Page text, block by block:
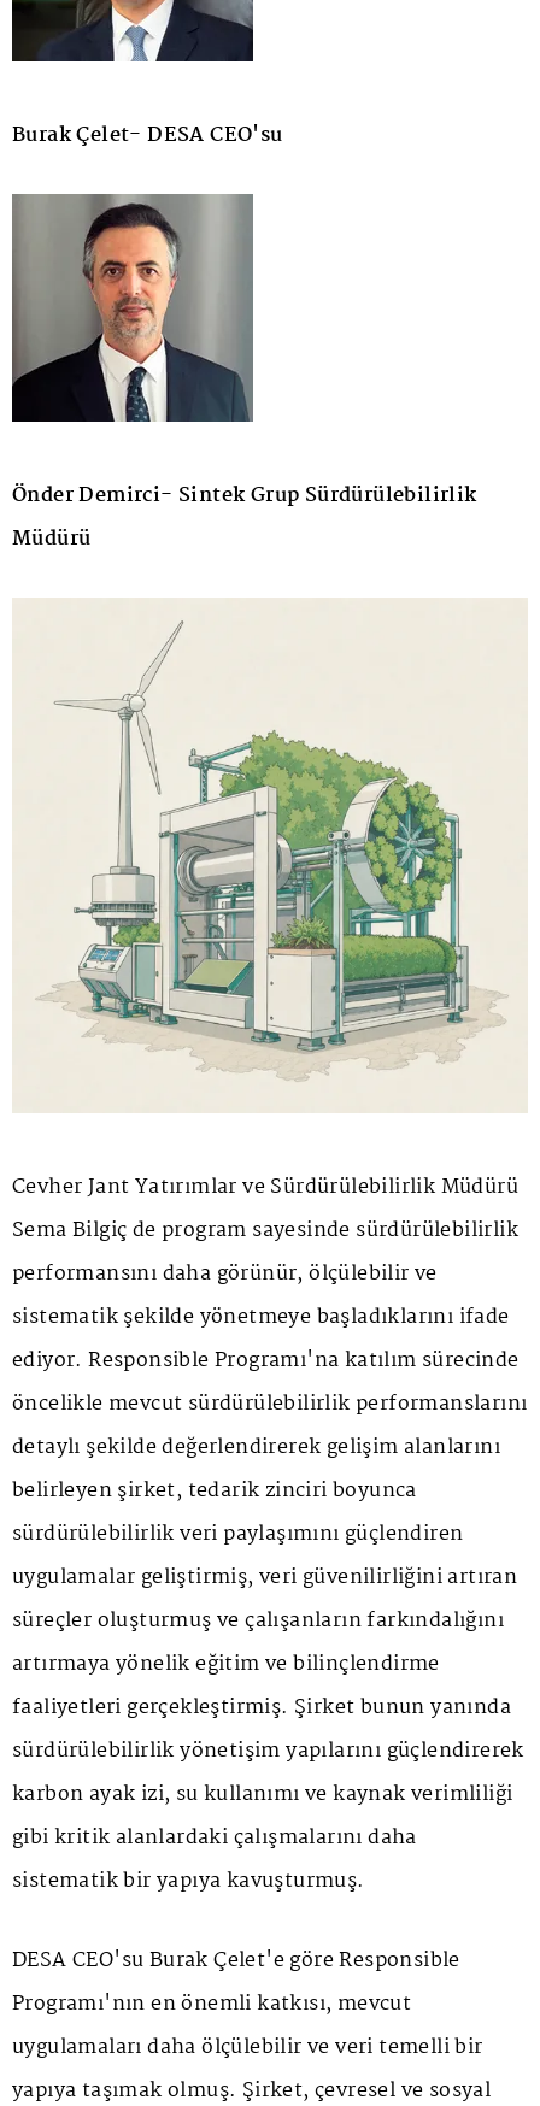
Burak Çelet- DESA CEO'su
Önder Demirci- Sintek Grup Sürdürülebilirlik
Müdürü
Cevher Jant Yatırımlar ve Sürdürülebilirlik Müdürü
Sema Bilgiç de program sayesinde sürdürülebilirlik
performansını daha görünür, ölçülebilir ve
sistematik şekilde yönetmeye başladıklarını ifade
ediyor. Responsible Programı'na katılım sürecinde
öncelikle mevcut sürdürülebilirlik performanslarını
detaylı şekilde değerlendirerek gelişim alanlarını
belirleyen şirket, tedarik zinciri boyunca
sürdürülebilirlik veri paylaşımını güçlendiren
uygulamalar geliştirmiş, veri güvenilirliğini artıran
süreçler oluşturmuş ve çalışanların farkındalığını
artırmaya yönelik eğitim ve bilinçlendirme
faaliyetleri gerçekleştirmiş. Şirket bunun yanında
sürdürülebilirlik yönetişim yapılarını güçlendirerek
karbon ayak izi, su kullanımı ve kaynak verimliliği
gibi kritik alanlardaki çalışmalarını daha
sistematik bir yapıya kavuşturmuş.
DESA CEO'su Burak Çelet'e göre Responsible
Programı'nın en önemli katkısı, mevcut
uygulamaları daha ölçülebilir ve veri temelli bir
yapıya taşımak olmuş. Şirket, çevresel ve sosyal